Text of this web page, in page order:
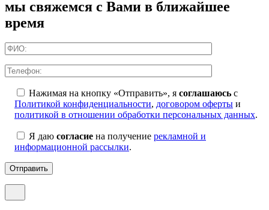
мы свяжемся с Вами в ближайшее
время
Нажимая на кнопку «Отправить», я соглашаюсь с
Политикой конфиденциальности, договором оферты и
политикой в отношении обработки персональных данных.
Я даю согласие на получение рекламной и
информационной рассылки.
Отправить